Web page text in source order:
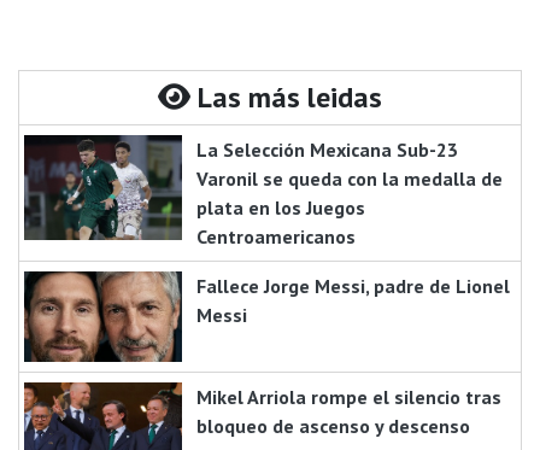
Las más leidas
La Selección Mexicana Sub-23
Varonil se queda con la medalla de
plata en los Juegos
Centroamericanos
Fallece Jorge Messi, padre de Lionel
Messi
Mikel Arriola rompe el silencio tras
bloqueo de ascenso y descenso